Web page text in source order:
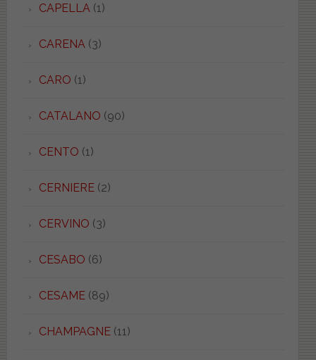
CAPELLA(1)
CARENA(3)
CARO (1)
CATALANO (90)
CENTO (1)
CERNIERE(2)
CERVINO (3)
CESABO (6)
CESAME(89)
CHAMPAGNE(11)